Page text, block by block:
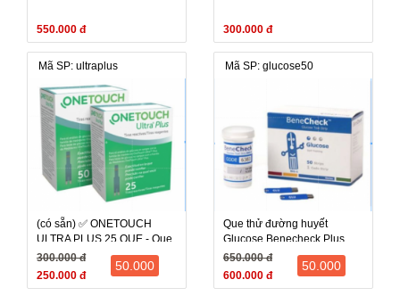
ARKRAY glucocard
550.000 đ 300.000 đ
Mã SP: ultraplus
(có sẵn) ✅ ONETOUCH
ULTRA PLUS 25 QUE - Que
thử đường huyết máy One
Touch Ultra Plus Flex
300.000 đ
250.000 đ
50.000
Mã SP: glucose50
Que thử đường huyết
Glucose Benecheck Plus
Đài Loan, Hộp 50 que
650.000 đ
600.000 đ
50.000